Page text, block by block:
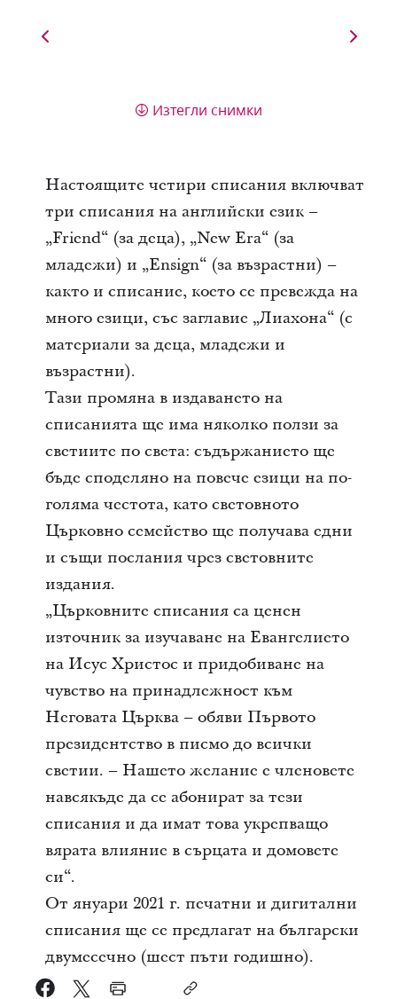
Изтегли снимки
Настоящите четири списания включват
три списания на английски език –
„Friend“ (за деца), „New Era“ (за
младежи) и „Ensign“ (за възрастни) –
както и списание, което се превежда на
много езици, със заглавие „Лиахона“ (с
материали за деца, младежи и
възрастни).
Тази промяна в издаването на
списанията ще има няколко ползи за
светиите по света: съдържанието ще
бъде споделяно на повече езици на по-
голяма честота, като световното
Църковно семейство ще получава едни
и същи послания чрез световните
издания.
„Църковните списания са ценен
източник за изучаване на Евангелието
на Исус Христос и придобиване на
чувство на принадлежност към
Неговата Църква – обяви Първото
президентство в писмо до всички
светии. – Нашето желание е членовете
навсякъде да се абонират за тези
списания и да имат това укрепващо
вярата влияние в сърцата и домовете
си“.
От януари 2021 г. печатни и дигитални
списания ще се предлагат на български
двумесечно (шест пъти годишно).